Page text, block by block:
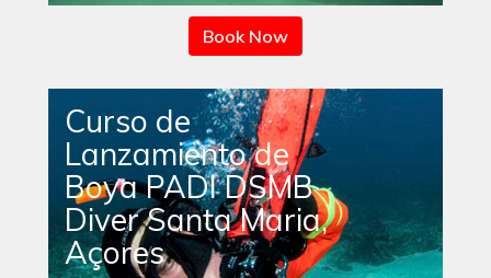
Book Now
Curso de
Lanzamiento de
Boya PADI DSMB
Diver Santa Maria,
Açores